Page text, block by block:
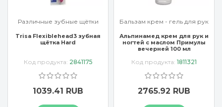
Различные зубные щётки
Trisa Flexiblehead3 зубная
щётка Hard
Код продукта: 2841175
1039.41 RUB
Бальзам крем - гель для рук
Альпинамед крем для рук и
ногтей с маслом Примулы
вечерней 100 мл
Код продукта: 1811321
2765.92 RUB